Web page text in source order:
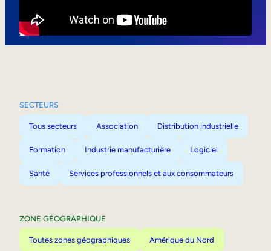
SECTEURS
Tous secteurs Association Distribution industrielle
Formation Industrie manufacturière Logiciel
Santé Services professionnels et aux consommateurs
ZONE GÉOGRAPHIQUE
Toutes zones géographiques Amérique du Nord